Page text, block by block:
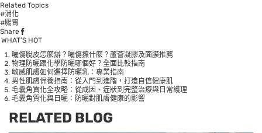
Related Topics
#消化
#腸胃
Share
WHAT’S HOT
曬傷脫皮怎麼辦？曬傷擦什麼？蘆薈凝膠及面膜推薦
物理防曬跟化學防曬哪個好？全面比較指南
敏感肌膚如何選擇防曬乳：專業指南
男性肌膚保養指南：從入門到進階，打造自信健康肌
毛囊角質化全攻略：從成因、症狀到完整治療與日常護理
毛囊角質化與日曬：防曬對肌膚健康的影響
RELATED BLOG